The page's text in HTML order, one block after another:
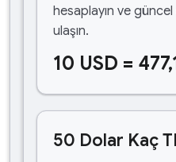
hesaplayın ve
ulaşın.
10 USD =
50 Dolar Kaç